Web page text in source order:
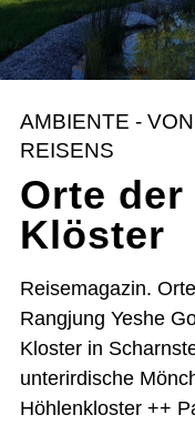
AMBIENTE -
REISENS
Orte der
Klöster
Reisemagazin.
Rangjung Yeshe
Kloster in
unterirdische
Höhlenkloster ++